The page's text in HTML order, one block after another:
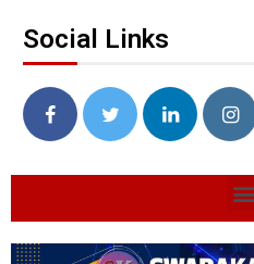
Social Links